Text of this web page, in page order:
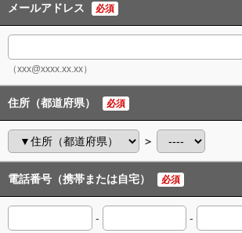
メールアドレス 必須
（xxx@xxxx.xx.xx）
住所（都道府県） 必須
＞
電話番号（携帯または自宅） 必須
- -